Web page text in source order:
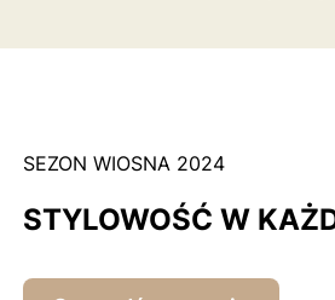
SEZON WIOSNA 2024
STYLOWOŚĆ W